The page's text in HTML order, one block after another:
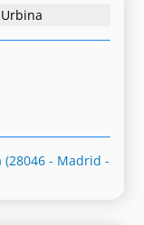
(28046 - Madrid -